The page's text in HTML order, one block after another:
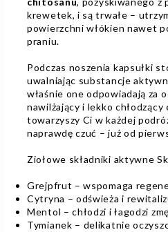
krewetek, i są trwałe –
powierzchni włókien nawet
praniu.
Podczas noszenia kapsułki
uwalniając substancje
właśnie one odpowiadają za
nawilżający i lekko
towarzyszy Ci w każdej
naprawdę czuć – już od
Ziołowe składniki aktywne
Grejpfrut – wspomaga
Cytryna – odświeża i
Mentol – chłodzi i łagodzi
Tymianek – delikatnie